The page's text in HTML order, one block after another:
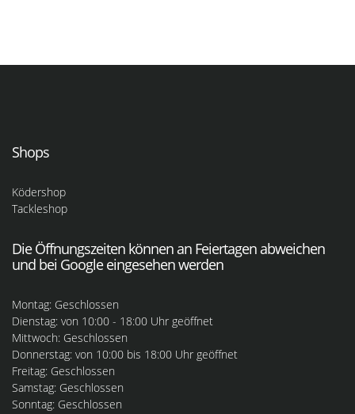
Shops
Ködershop
Tackleshop
Die Öffnungszeiten können an Feiertagen abweichen
und bei Google eingesehen werden
Montag: Geschlossen
Dienstag: von 10:00 - 18:00 Uhr geöffnet
Mittwoch: Geschlossen
Donnerstag: von 10:00 bis 18:00 Uhr geöffnet
Freitag: Geschlossen
Samstag: Geschlossen
Sonntag: Geschlossen